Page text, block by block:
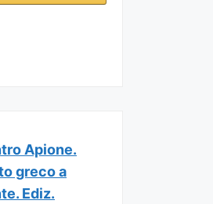
Apione.
greco a
Ediz.